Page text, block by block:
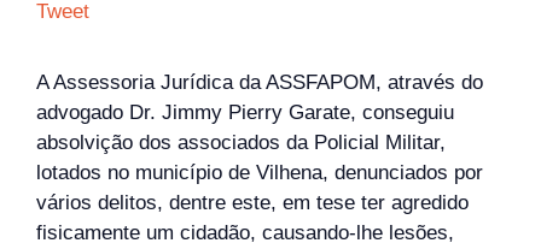
Tweet
A Assessoria Jurídica da ASSFAPOM, através do
advogado Dr. Jimmy Pierry Garate, conseguiu
absolvição dos associados da Policial Militar,
lotados no município de Vilhena, denunciados por
vários delitos, dentre este, em tese ter agredido
fisicamente um cidadão, causando-lhe lesões,